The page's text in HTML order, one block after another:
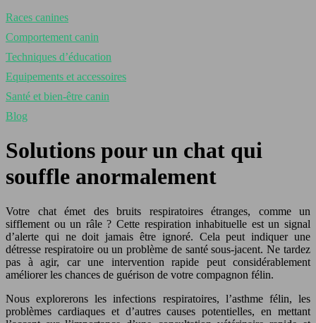
Races canines
Comportement canin
Techniques d’éducation
Equipements et accessoires
Santé et bien-être canin
Blog
Solutions pour un chat qui
souffle anormalement
Votre chat émet des bruits respiratoires étranges, comme un
sifflement ou un râle ? Cette respiration inhabituelle est un signal
d’alerte qui ne doit jamais être ignoré. Cela peut indiquer une
détresse respiratoire ou un problème de santé sous-jacent. Ne tardez
pas à agir, car une intervention rapide peut considérablement
améliorer les chances de guérison de votre compagnon félin.
Nous explorerons les infections respiratoires, l’asthme félin, les
problèmes cardiaques et d’autres causes potentielles, en mettant